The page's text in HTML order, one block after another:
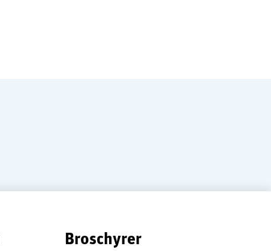
Broschyrer